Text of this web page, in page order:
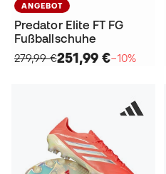
ANGEBOT
Predator Elite FT FG
Fußballschuhe
279,99 €251,99 €−10%